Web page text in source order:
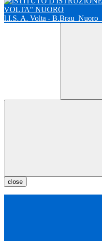
I.I.S. A. Volta - B.Brau Nuoro
close